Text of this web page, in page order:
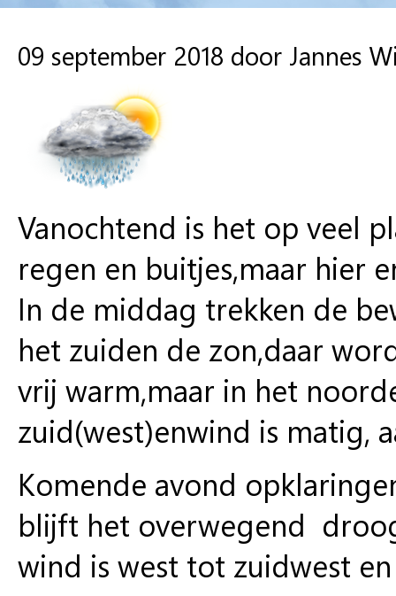
09 september 2018 door Jannes
Vanochtend is het op veel
regen en buitjes,maar hier
In de middag trekken de
het zuiden de zon,daar
vrij warm,maar in het
zuid(west)enwind is matig,
Komende avond
blijft het overwegend
wind is west tot zuidwest